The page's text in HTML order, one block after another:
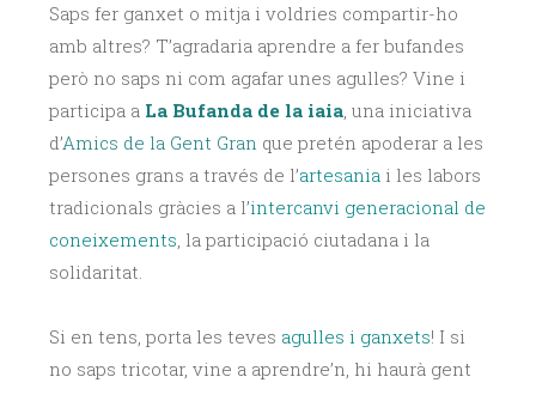
Saps fer ganxet o mitja i voldries compartir-ho
amb altres? T’agradaria aprendre a fer bufandes
però no saps ni com agafar unes agulles? Vine i
participa a La Bufanda de la iaia, una iniciativa
d’Amics de la Gent Gran que pretén apoderar a les
persones grans a través de l’artesania i les labors
tradicionals gràcies a l’intercanvi generacional de
coneixements, la participació ciutadana i la
solidaritat.
Si en tens, porta les teves agulles i ganxets! I si
no saps tricotar, vine a aprendre’n, hi haurà gent